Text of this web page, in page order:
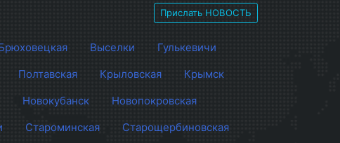
Прислать НОВОСТЬ
Выселки
Гулькевичи
Полтавская Крыловская
Крымск
Новокубанск
Новопокровская
Староминская Старощербиновская